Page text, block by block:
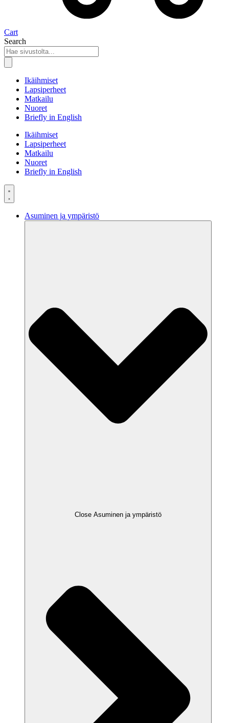
Cart
Search
Ikäihmiset
Lapsiperheet
Matkailu
Nuoret
Briefly in English
Ikäihmiset
Lapsiperheet
Matkailu
Nuoret
Briefly in English
Asuminen ja ympäristö
Close Asuminen ja ympäristö